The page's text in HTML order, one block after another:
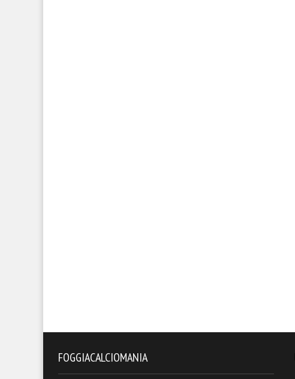
FOGGIACALCIOMANIA